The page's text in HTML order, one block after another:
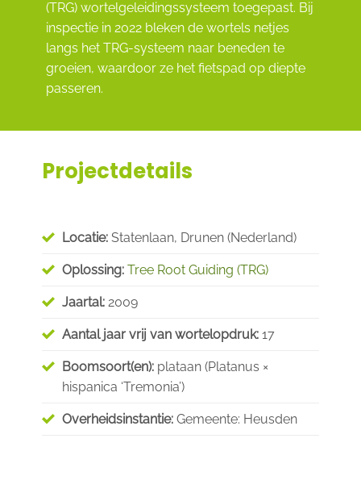
(TRG) wortelgeleidingssysteem toegepast. Bij
inspectie in 2022 bleken de wortels netjes
langs het TRG-systeem naar beneden te
groeien, waardoor ze het fietspad op diepte
passeren.
Projectdetails
Locatie: Statenlaan, Drunen (Nederland)
Oplossing: Tree Root Guiding (TRG)
Jaartal: 2009
Aantal jaar vrij van wortelopdruk: 17
Boomsoort(en): plataan (Platanus ×
hispanica ‘Tremonia’)
Overheidsinstantie: Gemeente: Heusden